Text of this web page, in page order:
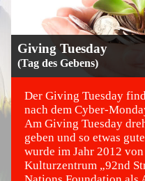
Giving Tuesday
(Tag des Gebens)
©
Der Giving Tuesday
nach dem Cyber-
Am Giving Tuesday
geben und so etwas
wurde im Jahr 2012
Kulturzentrum „92nd